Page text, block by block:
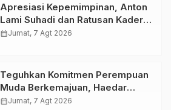
Apresiasi Kepemimpinan, Anton
Lami Suhadi dan Ratusan Kader
Golkar Klaten Ikut Rayakan Ultah
calendar_monthJumat, 7 Agt 2026
Teguhkan Komitmen Perempuan
Muda Berkemajuan, Haedar
Nashir Buka Muktamar ke-15
calendar_monthJumat, 7 Agt 2026